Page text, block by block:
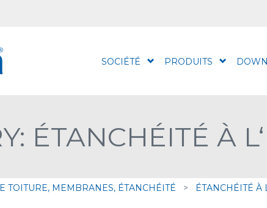
SOCIÉTÉ PRODUITS
ÉTANCHÉITÉ À
TOITURE, MEMBRANES, ÉTANCHÉITÉ > ÉTANCHÉITÉ À